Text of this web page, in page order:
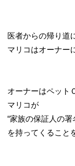
医者からの帰り道
マリコはオーナー
オーナーはペット
マリコが
“家族の保証人の署
を持ってくること